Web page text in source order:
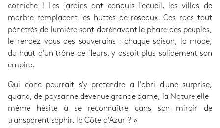
corniche ! Les jardins ont conquis l'écueil, les villas de
marbre remplacent les huttes de roseaux. Ces rocs tout
pénétrés de lumière sont dorénavant le phare des peuples,
le rendez-vous des souverains : chaque saison, la mode,
du haut d'un trône de fleurs, y assoit plus solidement son
empire.
Qui donc pourrait s'y prétendre à l'abri d'une surprise,
quand, de paysanne devenue grande dame, la Nature elle-
même hésite à se reconnaître dans son miroir de
transparent saphir, la Côte d'Azur ? »